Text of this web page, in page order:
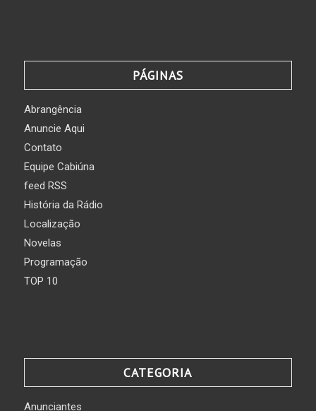
PÁGINAS
Abrangência
Anuncie Aqui
Contato
Equipe Cabiúna
feed RSS
História da Rádio
Localização
Novelas
Programação
TOP 10
CATEGORIA
Anunciantes